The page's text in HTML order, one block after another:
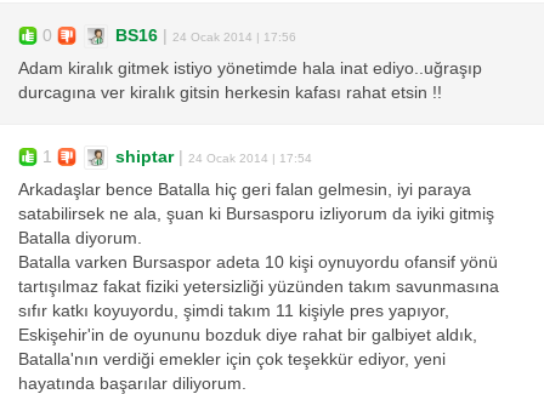
0 BS16 | 24 Ocak 2014 | 17:56
Adam kiralık gitmek istiyo yönetimde hala inat ediyo..uğraşıp
durcagına ver kiralık gitsin herkesin kafası rahat etsin !!
1 shiptar| 24 Ocak 2014 | 17:54
Arkadaşlar bence Batalla hiç geri falan gelmesin, iyi paraya
satabilirsek ne ala, şuan ki Bursasporu izliyorum da iyiki gitmiş
Batalla diyorum.
Batalla varken Bursaspor adeta 10 kişi oynuyordu ofansif yönü
tartışılmaz fakat fiziki yetersizliği yüzünden takım savunmasına
sıfır katkı koyuyordu, şimdi takım 11 kişiyle pres yapıyor,
Eskişehir'in de oyununu bozduk diye rahat bir galbiyet aldık,
Batalla'nın verdiği emekler için çok teşekkür ediyor, yeni
hayatında başarılar diliyorum.